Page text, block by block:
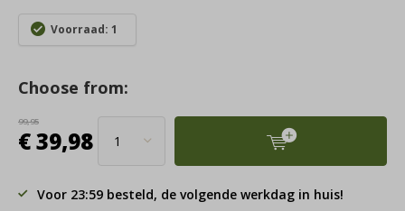
Voorraad: 1
Choose from:
99,95
€ 39,98
Voor 23:59 besteld, de volgende werkdag in huis!